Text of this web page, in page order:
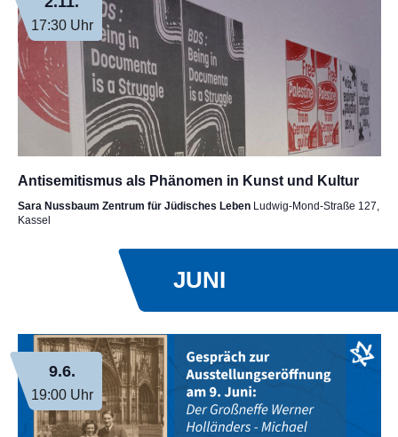
17:30 Uhr
Antisemitismus als Phänomen in Kunst und Kultur
Sara Nussbaum Zentrum für Jüdisches Leben Ludwig-Mond-Straße 127,
Kassel
JUNI
9.6.
19:00 Uhr